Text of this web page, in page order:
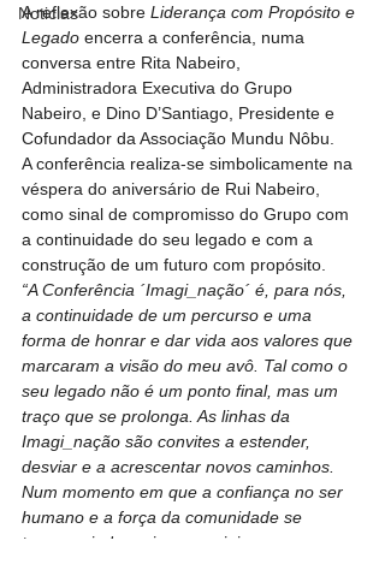
Noticias
A reflexão sobre Liderança com Propósito e
Legado encerra a conferência, numa
conversa entre Rita Nabeiro,
Administradora Executiva do Grupo
Nabeiro, e Dino D’Santiago, Presidente e
Cofundador da Associação Mundu Nôbu.
A conferência realiza-se simbolicamente na
véspera do aniversário de Rui Nabeiro,
como sinal de compromisso do Grupo com
a continuidade do seu legado e com a
construção de um futuro com propósito.
“A Conferência ´Imagi_nação´ é, para nós,
a continuidade de um percurso e uma
forma de honrar e dar vida aos valores que
marcaram a visão do meu avô. Tal como o
seu legado não é um ponto final, mas um
traço que se prolonga. As linhas da
Imagi_nação são convites a estender,
desviar e a acrescentar novos caminhos.
Num momento em que a confiança no ser
humano e a força da comunidade se
tornam ainda mais essenciais, queremos